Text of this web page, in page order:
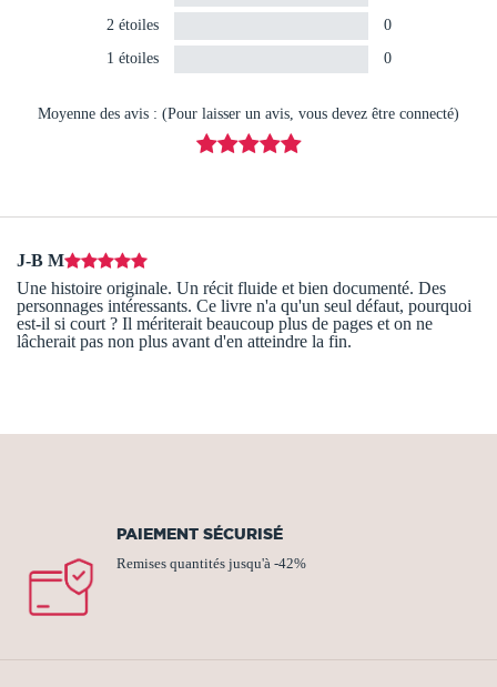
2 étoiles
0
1 étoiles
0
Moyenne des avis : (Pour laisser un avis, vous devez être connecté)
J-B M
Une histoire originale. Un récit fluide et bien documenté. Des
personnages intéressants. Ce livre n'a qu'un seul défaut, pourquoi
est-il si court ? Il mériterait beaucoup plus de pages et on ne
lâcherait pas non plus avant d'en atteindre la fin.
PAIEMENT SÉCURISÉ
Remises quantités jusqu'à -42%